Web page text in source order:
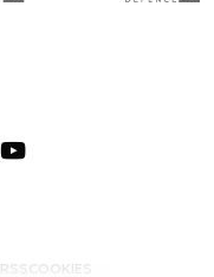
RSS COOKIES